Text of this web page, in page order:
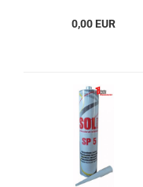
0,00 EUR